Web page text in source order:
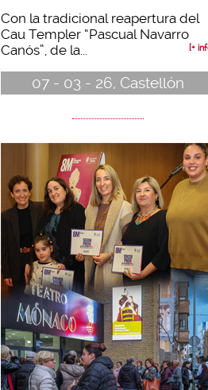
Con la tradicional reapertura del
Cau Templer “Pascual Navarro
Canós”, de la...
[+
07 - 03 - 26, Castellón